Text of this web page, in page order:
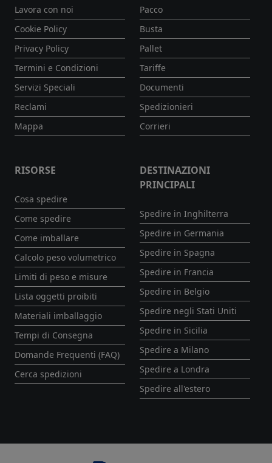
Lavora con noi
Cookie Policy
Privacy Policy
Termini e Condizioni
Servizi Speciali
Reclami
Mappa
Pacco
Busta
Pallet
Tariffe
Documenti
Spedizionieri
Corrieri
RISORSE
Cosa spedire
Come spedire
Come imballare
Calcolo peso volumetrico
Limiti di peso e misure
Lista oggetti proibiti
Materiali imballaggio
Tempi di Consegna
Domande Frequenti (FAQ)
Cerca spedizioni
DESTINAZIONI
PRINCIPALI
Spedire in Inghilterra
Spedire in Germania
Spedire in Spagna
Spedire in Francia
Spedire in Belgio
Spedire negli Stati Uniti
Spedire in Sicilia
Spedire a Milano
Spedire a Londra
Spedire all'estero